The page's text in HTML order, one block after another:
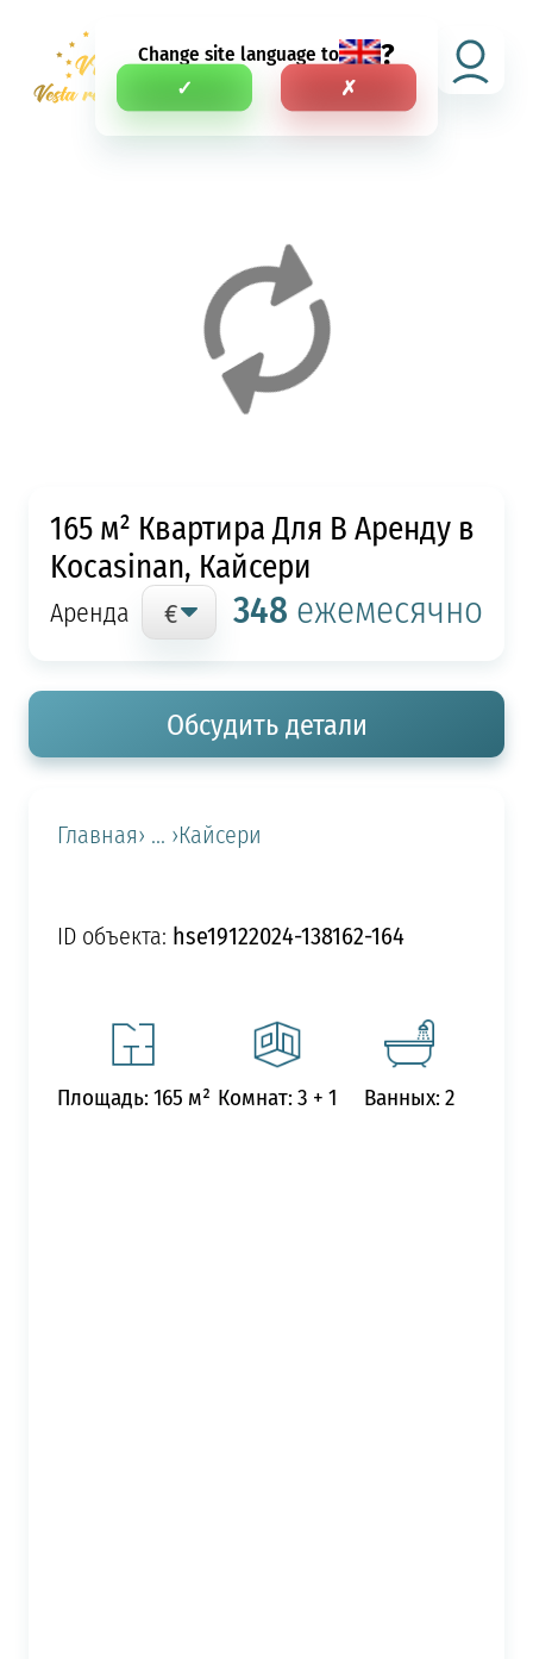
Change site language to ?
✓ ✗
RU
165 м² Квартира Для В Аренду в
Kocasinan, Кайсери
Аренда 348 ежемесячно
Обсудить детали
Главная› ... ›Кайсери
ID объекта: hse19122024-138162-164
Площадь: 165 м² Комнат: 3 + 1 Ванных: 2